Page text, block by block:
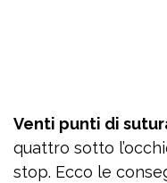
Venti punti di
quattro sotto
stop. Ecco le